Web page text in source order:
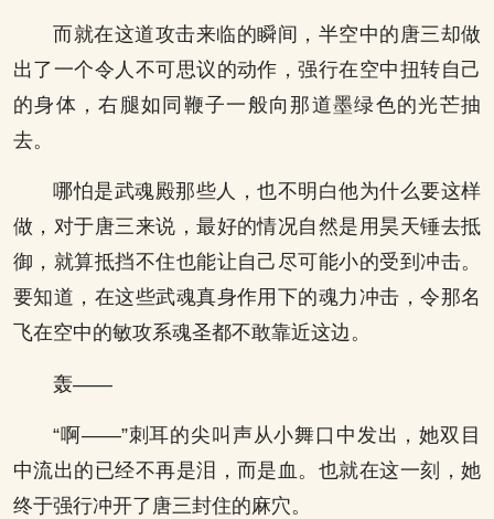
而就在这道攻击来临的瞬间，半空中的唐三却做
出了一个令人不可思议的动作，强行在空中扭转自己
的身体，右腿如同鞭子一般向那道墨绿色的光芒抽
去。
哪怕是武魂殿那些人，也不明白他为什么要这样
做，对于唐三来说，最好的情况自然是用昊天锤去抵
御，就算抵挡不住也能让自己尽可能小的受到冲击。
要知道，在这些武魂真身作用下的魂力冲击，令那名
飞在空中的敏攻系魂圣都不敢靠近这边。
轰——
“啊——”刺耳的尖叫声从小舞口中发出，她双目
中流出的已经不再是泪，而是血。也就在这一刻，她
终于强行冲开了唐三封住的麻穴。